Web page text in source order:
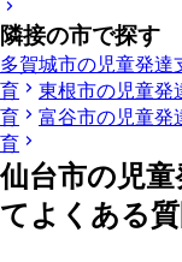
隣接の市で探す
多賀城市の児童発達
育
東根市の児童発
育
富谷市の児童発
育
仙台市の児
てよくある質